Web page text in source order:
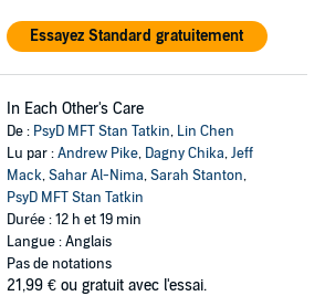
Essayez Standard gratuitement
In Each Other's Care
De : PsyD MFT Stan Tatkin, Lin Chen
Lu par :Andrew Pike, Dagny Chika,Jeff
Mack,Sahar Al-Nima,Sarah Stanton,
PsyD MFT Stan Tatkin
Durée : 12 h et 19 min
Langue : Anglais
Pas de notations
21,99 € ou gratuit avec l'essai.